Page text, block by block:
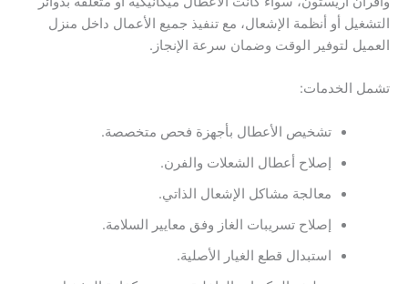
التشغيل أو أنظمة الإشعال، مع تنفيذ جميع الأعمال داخل منزل
العميل لتوفير الوقت وضمان سرعة الإنجاز.
تشمل الخدمات:
تشخيص الأعطال بأجهزة فحص متخصصة.
إصلاح أعطال الشعلات والفرن.
معالجة مشاكل الإشعال الذاتي.
إصلاح تسريبات الغاز وفق معايير السلامة.
استبدال قطع الغيار الأصلية.